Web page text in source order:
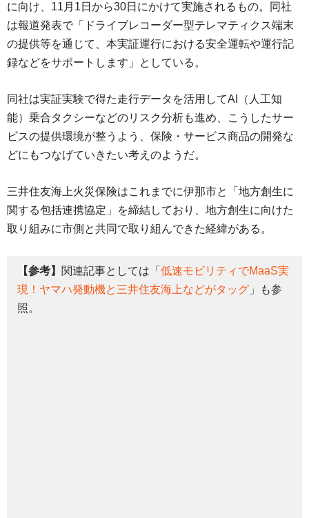
に向け、11月1日から30日にかけて実施されるもの。同社
は報道発表で「ドライブレコーダー型テレマティクス端末
の提供等を通じて、本実証運行における安全運転や運行記
録などをサポートします」としている。
同社は実証実験で得た走行データを活用してAI（人工知
能）乗合タクシーなどのリスク分析も進め、こうしたサー
ビスの提供環境が整うよう、保険・サービス商品の開発な
どにもつなげていきたい考えのようだ。
三井住友海上火災保険はこれまでに伊那市と「地方創生に
関する包括連携協定」を締結しており、地方創生に向けた
取り組みに市側と共同で取り組んできた経緯がある。
【参考】 関連記事としては「 低速モビリティでMaaS実
現！ヤマハ発動機と三井住友海上などがタッグ 」も参
照。